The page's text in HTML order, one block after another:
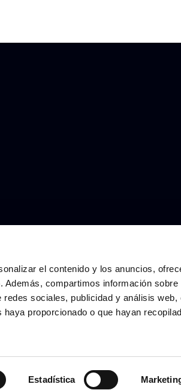
el contenido y los anuncios,
compartimos información sobre
sociales, publicidad y análisis web,
proporcionado o que hayan
Estadística